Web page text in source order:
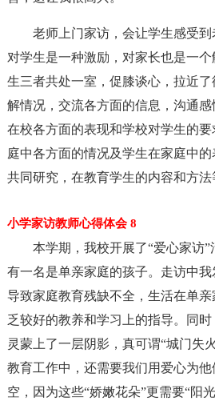
老师上门家访，会让学生感受
对学生是一种激励，对家长也是一
生三者共处一室，促膝谈心，拉近
解情况，交流各方面的信息，沟通
在校各方面的表现和学校对学生的
庭中各方面的情况及学生在家庭中
共同研究，在教育学生的内容和方法
小学家访教师心得体会 8
本学期，我校开展了“爱心家访
有一名是单亲家庭的孩子。走访中我
导致家庭教育残缺不全，生活在单
乏较好的教养和学习上的指导。同
灵蒙上了一层阴影，真可谓“城门失
教育工作中，还需要我们用爱心为
空，因为这些“娇嫩花朵”更需要“阳